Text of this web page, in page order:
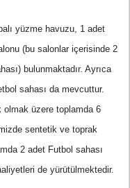
yüzme havuzu, 1 adet
(bu salonlar içerisinde 2
bulunmaktadır. Ayrıca
sahası da mevcuttur.
olmak üzere toplamda6
sentetik ve toprak
2 adet Futbol sahası
de yürütülmektedir.